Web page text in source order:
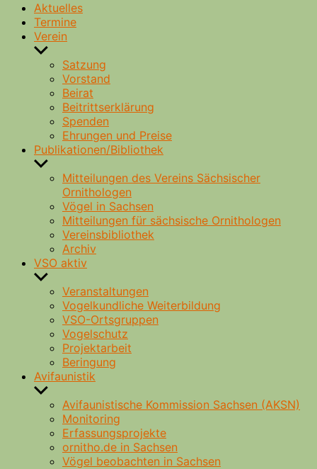
Aktuelles
Termine
Verein
Untermenü
anzeigenSatzung
Vorstand
Beirat
Beitrittserklärung
Spenden
Ehrungen und Preise
Publikationen/Bibliothek
Untermenü
anzeigenMitteilungen des Vereins Sächsischer
Ornithologen
Vögel in Sachsen
Mitteilungen für sächsische Ornithologen
Vereinsbibliothek
Archiv
VSO aktiv
Untermenü
anzeigenVeranstaltungen
Vogelkundliche Weiterbildung
VSO-Ortsgruppen
Vogelschutz
Projektarbeit
Beringung
Avifaunistik
Untermenü
anzeigenAvifaunistische Kommission Sachsen (AKSN)
Monitoring
Erfassungsprojekte
ornitho.de in Sachsen
Vögel beobachten in Sachsen